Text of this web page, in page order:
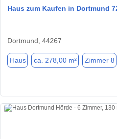
Haus zum Kaufen in Dortmund
Dortmund, 44267
Haus ca. 278,00 m² Zimmer 8